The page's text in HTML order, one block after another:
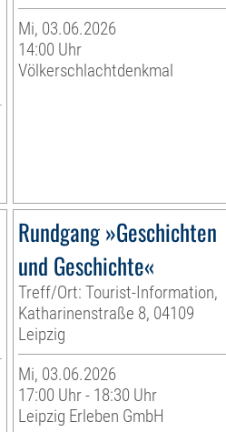
Mi, 03.06.2026
14:00 Uhr
Völkerschlachtdenkmal
Rundgang »Geschichten
und Geschichte«
Treff/Ort: Tourist-Information,
Katharinenstraße 8, 04109
Leipzig
Mi, 03.06.2026
17:00 Uhr - 18:30 Uhr
Leipzig Erleben GmbH